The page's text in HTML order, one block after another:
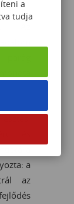
és
Az
és
a
az
a
tudja